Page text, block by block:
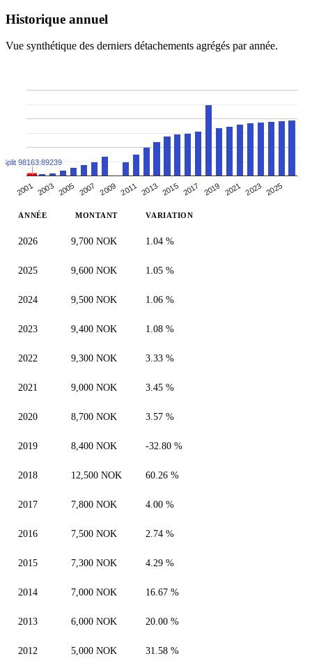
Historique annuel
Vue synthétique des derniers détachements agrégés par année.
2001 2003 2005 2007 2009 2011 2013 2015 2017 2019 2021 2023 2025
Split 98163:89239
ANNÉE MONTANT VARIATION
2026 9,700 NOK 1.04 %
2025 9,600 NOK 1.05 %
2024 9,500 NOK 1.06 %
2023 9,400 NOK 1.08 %
2022 9,300 NOK 3.33 %
2021 9,000 NOK 3.45 %
2020 8,700 NOK 3.57 %
2019 8,400 NOK -32.80 %
2018 12,500 NOK 60.26 %
2017 7,800 NOK 4.00 %
2016 7,500 NOK 2.74 %
2015 7,300 NOK 4.29 %
2014 7,000 NOK 16.67 %
2013 6,000 NOK 20.00 %
2012 5,000 NOK 31.58 %